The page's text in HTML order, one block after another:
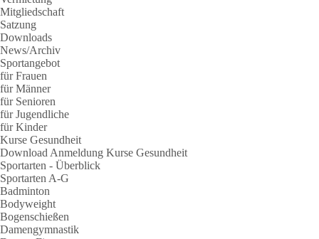
Mitgliedschaft
Satzung
Downloads
News/Archiv
Sportangebot
für Frauen
für Männer
für Senioren
für Jugendliche
für Kinder
Kurse Gesundheit
Download Anmeldung Kurse Gesundheit
Sportarten - Überblick
Sportarten A-G
Badminton
Bodyweight
Bogenschießen
Damengymnastik